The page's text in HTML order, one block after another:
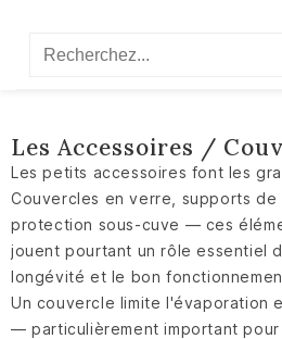
Les Accessoires /
Les petits accessoires font les
Couvercles en verre, supports
protection sous-cuve — ces
jouent pourtant un rôle essentiel
longévité et le bon
Un couvercle limite l'évaporation
— particulièrement important pour